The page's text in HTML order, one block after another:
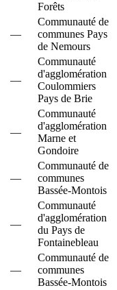
Forêts
—
Communauté de
communes Pays
de Nemours
—
Communauté
d'agglomération
Coulommiers
Pays de Brie
—
Communauté
d'agglomération
Marne et
Gondoire
—
Communauté de
communes
Bassée-Montois
—
Communauté
d'agglomération
du Pays de
Fontainebleau
—
Communauté de
communes
Bassée-Montois